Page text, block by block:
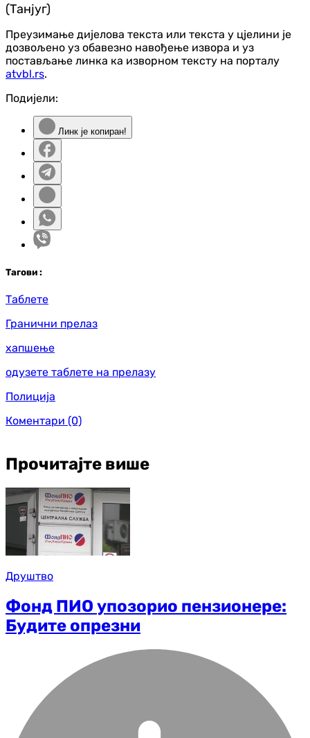
(Танјуг)
Преузимање дијелова текста или текста у цјелини је
дозвољено уз обавезно навођење извора и уз
постављање линка ка изворном тексту на порталу
atvbl.rs.
Подијели:
Линк је копиран!
Тагови :
Таблете
Гранични прелаз
хапшење
одузете таблете на прелазу
Полиција
Коментари (0)
Прочитајте више
Друштво
Фонд ПИО упозорио пензионере:
Будите опрезни